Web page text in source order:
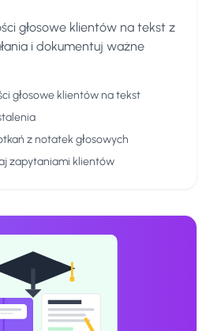
głosowe klientów na tekst z
i dokumentuj ważne
głosowe klientów na tekst
z notatek głosowych
zapytaniami klientów